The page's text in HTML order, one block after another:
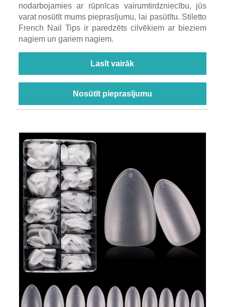
nodarbojamies ar rūpnīcas vairumtirdzniecību, jūs
varat nosūtīt mums pieprasījumu, lai pasūtītu. Stiletto
French Nail Tips ir paredzēts cilvēkiem ar bieziem
nagiem un gariem nagiem.
Lasīt vairāk
Nosūtīt pieprasījumu